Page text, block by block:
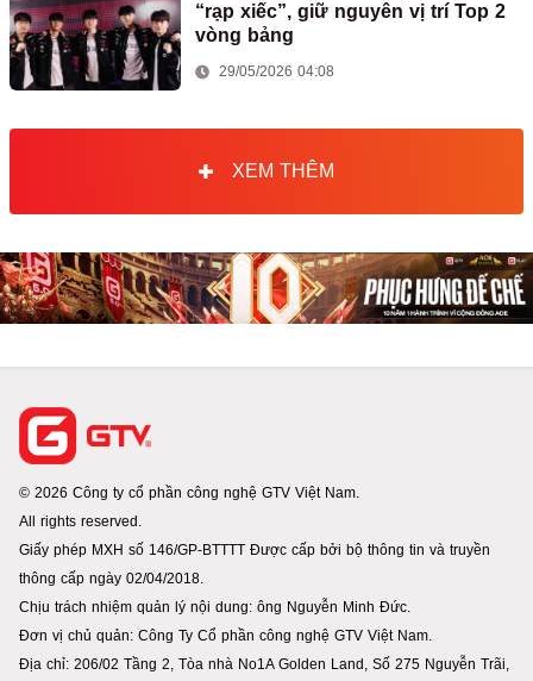
“rạp xiếc”, giữ nguyên vị trí Top 2
vòng bảng
29/05/2026 04:08
XEM THÊM
© 2026 Công ty cổ phần công nghệ GTV Việt Nam.
All rights reserved.
Giấy phép MXH số 146/GP-BTTTT Được cấp bởi bộ thông tin và truyền
thông cấp ngày 02/04/2018.
Chịu trách nhiệm quản lý nội dung: ông Nguyễn Minh Đức.
Đơn vị chủ quản: Công Ty Cổ phần công nghệ GTV Việt Nam.
Địa chỉ: 206/02 Tầng 2, Tòa nhà No1A Golden Land, Số 275 Nguyễn Trãi,